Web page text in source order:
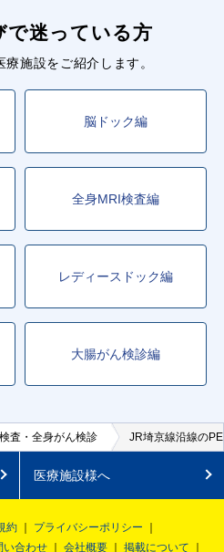
で迷っている方
施設をご紹介します。
脳ドック編
全身MRI検査編
レディースドック編
大腸がん検診編
査・全身がん検診 JR埼京線沿線の
医療施設様へ
約
プライバシーポリシー
い合わせ 会社概要 掲載について